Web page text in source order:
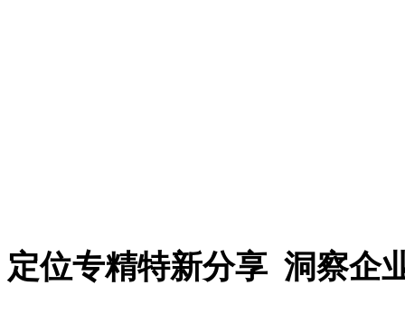
定位专精特新分享 洞察企